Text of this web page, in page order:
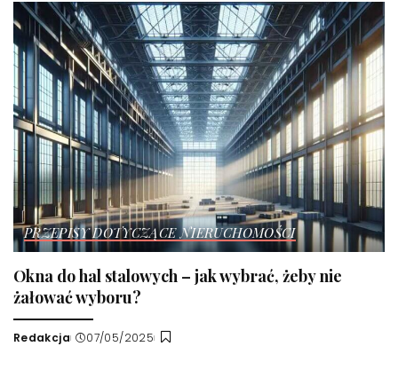
PRZEPISY DOTYCZĄCE NIERUCHOMOŚCI
Okna do hal stalowych – jak wybrać, żeby nie
żałować wyboru?
Wysłany
Redakcja 07/05/2025